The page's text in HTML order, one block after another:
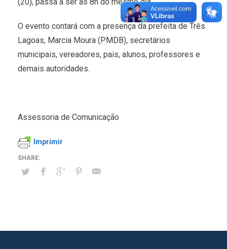
O evento contará com a presença da prefeita de Três
Lagoas, Marcia Moura (PMDB), secretários
municipais, vereadores, pais, alunos, professores e
demais autoridades.
Assessoria de Comunicação
Imprimir